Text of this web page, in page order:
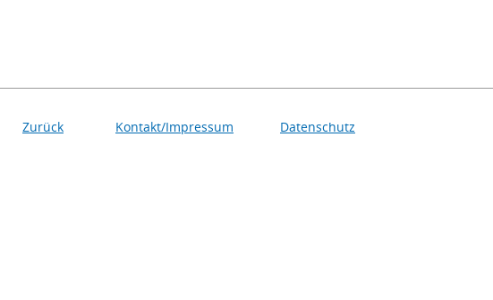
Zurück Kontakt/Impressum Datenschutz